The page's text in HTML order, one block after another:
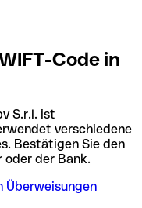
Code in
S.r.l. ist
verschiedene
Bestätigen Sie den
der Bank.
Überweisungen